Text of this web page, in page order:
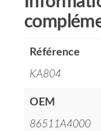
Référence
KA804
OEM
86511A4000